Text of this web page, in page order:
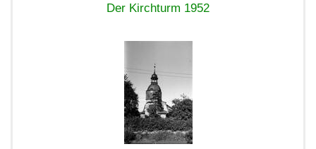
Der Kirchturm 1952